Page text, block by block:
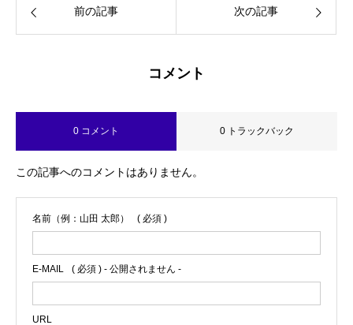
前の記事 次の記事
コメント
0 コメント 0 トラックバック
この記事へのコメントはありません。
名前（例：山田 太郎） ( 必須 )
E-MAIL ( 必須 ) - 公開されません -
URL